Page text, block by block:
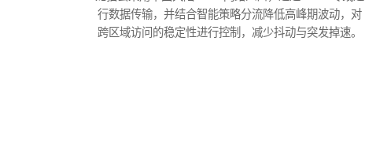
行数据传输，并结合智能策略分流降低高峰期波动，对
跨区域访问的稳定性进行控制，减少抖动与突发掉速。